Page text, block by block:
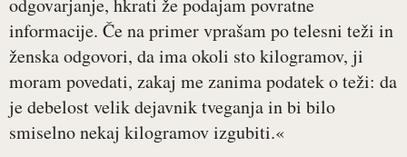
informacije. Če na primer vprašam po telesni teži in
ženska odgovori, da ima okoli sto kilogramov, ji
moram povedati, zakaj me zanima podatek o teži: da
je debelost velik dejavnik tveganja in bi bilo
smiselno nekaj kilogramov izgubiti.«